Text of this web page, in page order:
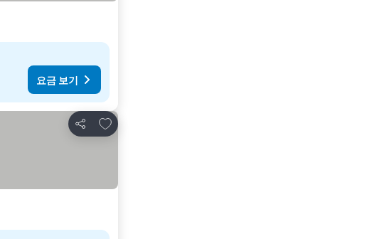
요금 보기
공유
즐겨찾기에 추가